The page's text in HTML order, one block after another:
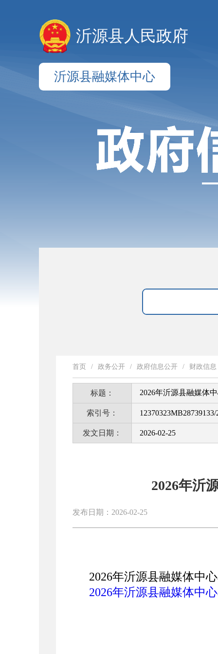
沂源县人民政府
沂源县融媒体中心
首页 / 政务公开 / 政府信息公开 / 财政信息
标题： 2026年沂源县融媒体
索引号： 12370323MB28739133/
发文日期： 2026-02-25
2026年沂
发布日期：2026-02-25
2026年沂源县融媒体中
2026年沂源县融媒体中